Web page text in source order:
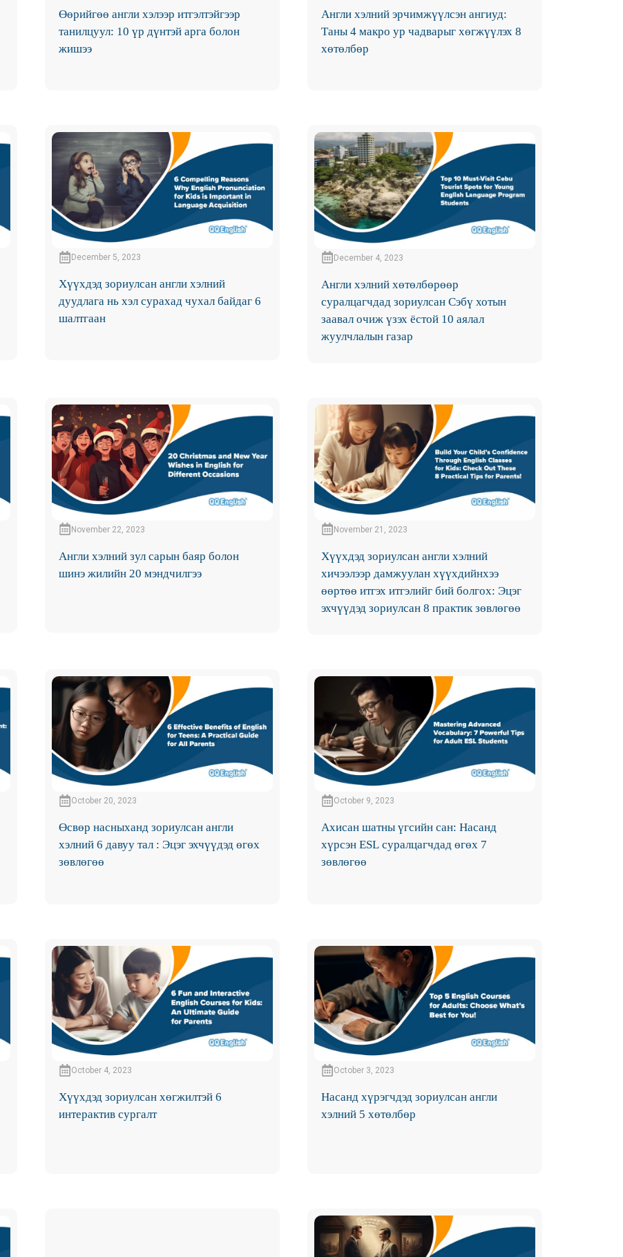
Өөрийгөө англи хэлээр итгэлтэйгээр
танилцуул: 10 үр дүнтэй арга болон
жишээ
Англи хэлний эрчимжүүлсэн ангиуд:
Таны 4 макро ур чадварыг хөгжүүлэх 8
хөтөлбөр
December 5, 2023
Хүүхдэд зориулсан англи хэлний
дуудлага нь хэл сурахад чухал байдаг 6
шалтгаан
December 4, 2023
Англи хэлний хөтөлбөрөөр
суралцагчдад зориулсан Сэбү хотын
заавал очиж үзэх ёстой 10 аялал
жуулчлалын газар
November 22, 2023
Англи хэлний зул сарын баяр болон
шинэ жилийн 20 мэндчилгээ
November 21, 2023
Хүүхдэд зориулсан англи хэлний
хичээлээр дамжуулан хүүхдийнхээ
өөртөө итгэх итгэлийг бий болгох: Эцэг
эхчүүдэд зориулсан 8 практик зөвлөгөө
October 20, 2023
Өсвөр насныханд зориулсан англи
хэлний 6 давуу тал : Эцэг эхчүүдэд өгөх
зөвлөгөө
October 9, 2023
Ахисан шатны үгсийн сан: Насанд
хүрсэн ESL суралцагчдад өгөх 7
зөвлөгөө
October 4, 2023
Хүүхдэд зориулсан хөгжилтэй 6
интерактив сургалт
October 3, 2023
Насанд хүрэгчдэд зориулсан англи
хэлний 5 хөтөлбөр